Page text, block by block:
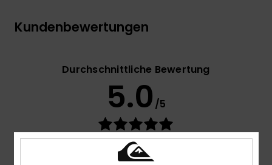
Kundenbewertungen
Durchschnittliche Bewertung
5.0 /5
basierend auf2 verifizierten Bewertungenseit Juni
2026
100% unserer Kunden empfehlen dieses Produkt